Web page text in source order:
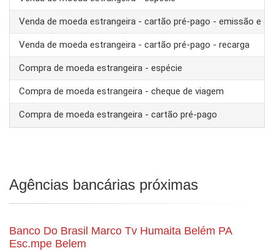
Venda de moeda estrangeira - cartão pré-pago - emissão e
Venda de moeda estrangeira - cartão pré-pago - recarga
Compra de moeda estrangeira - espécie
Compra de moeda estrangeira - cheque de viagem
Compra de moeda estrangeira - cartão pré-pago
Agências bancárias próximas
Banco Do Brasil Marco Tv Humaita Belém PA
Esc.mpe Belem